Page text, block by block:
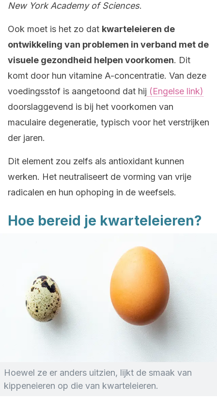
New York Academy of Sciences.
Ook moet is het zo dat kwarteleieren de
ontwikkeling van problemen in verband met de
visuele gezondheid helpen voorkomen. Dit
komt door hun vitamine A-concentratie. Van deze
voedingsstof is aangetoond dat hij (Engelse link)
doorslaggevend is bij het voorkomen van
maculaire degeneratie, typisch voor het verstrijken
der jaren.
Dit element zou zelfs als antioxidant kunnen
werken. Het neutraliseert de vorming van vrije
radicalen en hun ophoping in de weefsels.
Hoe bereid je kwarteleieren?
Hoewel ze er anders uitzien, lijkt de smaak van
kippeneieren op die van kwarteleieren.